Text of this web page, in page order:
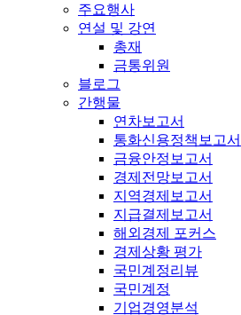
주요행사
연설 및 강연
총재
금통위원
블로그
간행물
연차보고서
통화신용정책보고서
금융안정보고서
경제전망보고서
지역경제보고서
지급결제보고서
해외경제 포커스
경제상황 평가
국민계정리뷰
국민계정
기업경영분석